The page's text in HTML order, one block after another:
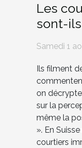
Les
sont-
Samedi 1
Ils filment
on
sur la
même la
». En
courtiers